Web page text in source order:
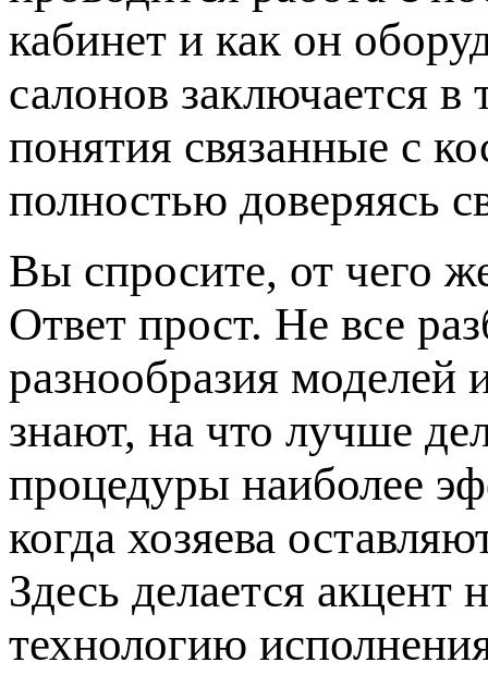
кабинет и как он
салонов заключается
понятия связанные с
полностью доверяясь
Вы спросите, от чего
Ответ прост. Не все
разнообразия моделей
знают, на что лучше
процедуры наиболее
когда хозяева
Здесь делается акцент
технологию